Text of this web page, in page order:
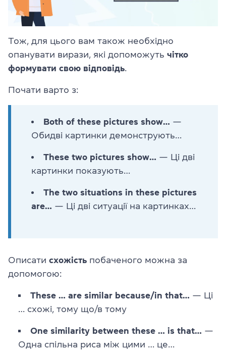
Тож, для цього вам також необхідно
опанувати вирази, які допоможуть чітко
формувати свою відповідь
Почати варто з:
Both of these pictures show… —
Обидві картинки демонструють…
These two pictures show… — Ці дві
картинки показують…
The two situations in these pictures
are… — Ці дві ситуації на картинках…
Описати схожість побаченого можна за
допомогою:
These … are similar because/in that… — Ці
… схожі, тому що/в тому
One similarity between these … is that… —
Одна спільна риса між цими … це…